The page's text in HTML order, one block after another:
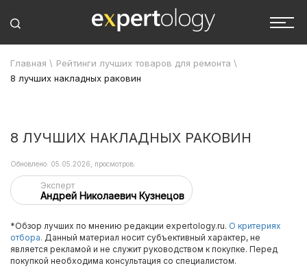
Главная \ Рейтинги лучших товаров для ремонта \
8 лучших накладных раковин
8 ЛУЧШИХ НАКЛАДНЫХ РАКОВИН
Эксперт
Андрей Николаевич Кузнецов
Обновлено: 05.05.2026, просмотров:
*Обзор лучших по мнению редакции expertology.ru. О критериях
отбора. Данный материал носит субъективный характер, не
является рекламой и не служит руководством к покупке. Перед
покупкой необходима консультация со специалистом.